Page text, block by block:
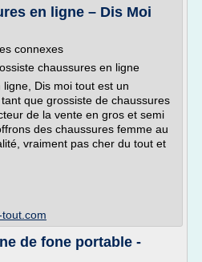
en ligne – Dis Moi
connexes
chaussures en ligne
Dis moi tout est un
que grossiste de chaussures
de la vente en gros et semi
des chaussures femme au
vraiment pas cher du tout et
de fone portable -